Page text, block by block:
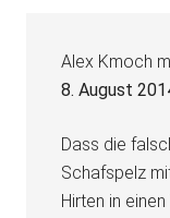
Alex Kmoch
8. August
Dass die
Schafspelz
Hirten in